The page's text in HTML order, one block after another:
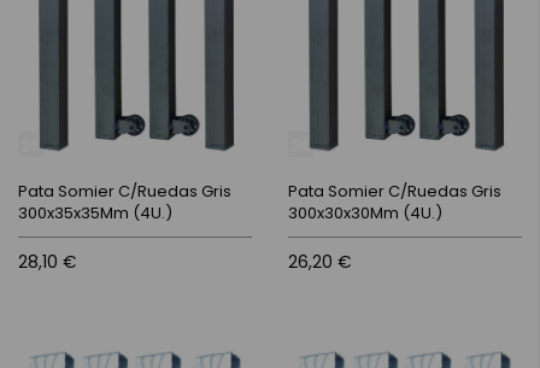
Pata Somier C/Ruedas Gris
300x35x35Mm (4U.)
28,10 €
Pata Somier C/Ruedas Gris
300x30x30Mm (4U.)
26,20 €